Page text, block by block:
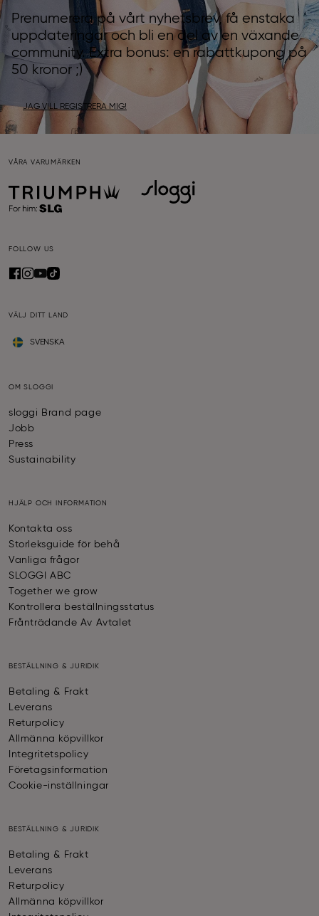
Prenumerera på vårt nyhetsbrev, få enstaka
uppdateringar och bli en del av en växande
community. Extra bonus: en rabattkupong på
50 kronor ;)
JAG VILL REGISTRERA MIG!
VÅRA VARUMÄRKEN
FOLLOW US
VÄLJ DITT LAND
SVENSKA
OM SLOGGI
sloggi Brand page
Jobb
Press
Sustainability
HJÄLP OCH INFORMATION
Kontakta oss
Storleksguide för behå
Vanliga frågor
SLOGGI ABC
Together we grow
Kontrollera beställningsstatus
Frånträdande Av Avtalet
BESTÄLLNING & JURIDIK
Betaling & Frakt
Leverans
Returpolicy
Allmänna köpvillkor
Integritetspolicy
Företagsinformation
Cookie-inställningar
BESTÄLLNING & JURIDIK
Betaling & Frakt
Leverans
Returpolicy
Allmänna köpvillkor